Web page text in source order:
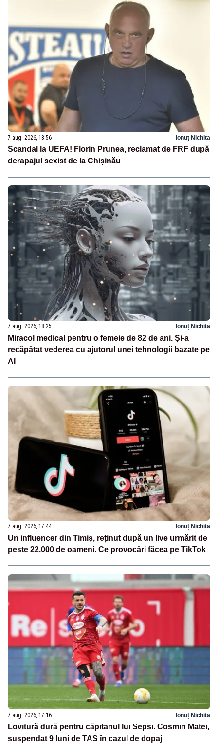
7 aug. 2026, 18:56 Ionuț Nichita
Scandal la UEFA! Florin Prunea, reclamat de FRF după
derapajul sexist de la Chișinău
7 aug. 2026, 18:25 Ionuț Nichita
Miracol medical pentru o femeie de 82 de ani. Și-a
recăpătat vederea cu ajutorul unei tehnologii bazate pe
AI
7 aug. 2026, 17:44 Ionuț Nichita
Un influencer din Timiș, reținut după un live urmărit de
peste 22.000 de oameni. Ce provocări făcea pe TikTok
7 aug. 2026, 17:16 Ionuț Nichita
Lovitură dură pentru căpitanul lui Sepsi. Cosmin Matei,
suspendat 9 luni de TAS în cazul de dopaj